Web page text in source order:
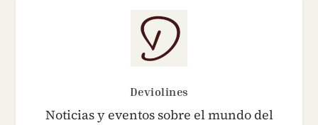
Deviolines
Noticias y eventos sobre el mundo del